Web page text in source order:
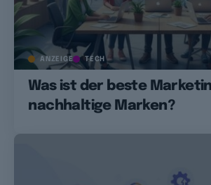
ANZEIGE TECH
Was ist der beste
nachhaltige Marken?